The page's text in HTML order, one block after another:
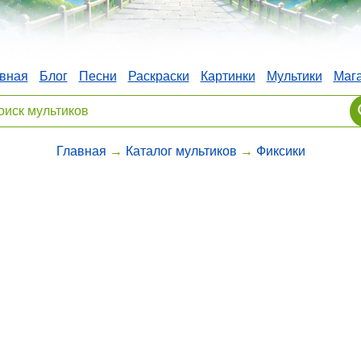
Блог Песни Раскраски Картинки Мультики
Главная → Каталог мультиков → Фиксики